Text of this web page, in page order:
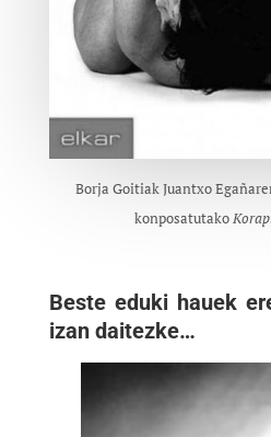
Borja Goitiak Juantxo
konposatutako
Beste eduki hauek
izan daitezke…